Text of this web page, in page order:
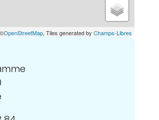
©OpenStreetMap, Tiles generated by Champs-Libres